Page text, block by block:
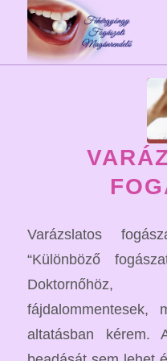
Varázslatos
“Különböző
Doktornőhöz,
altatásban kérem.